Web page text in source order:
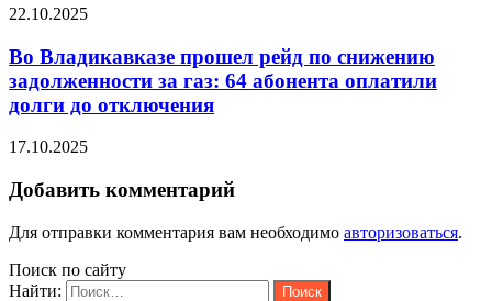
22.10.2025
Во Владикавказе прошел рейд по снижению
задолженности за газ: 64 абонента оплатили
долги до отключения
17.10.2025
Добавить комментарий
Для отправки комментария вам необходимо авторизоваться.
Поиск по сайту
Найти: